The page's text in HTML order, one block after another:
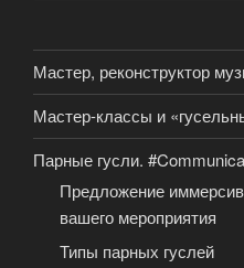
Мастер, реконструктор
Мастер-классы и
Парные гусли.
Предложение
вашего мероприятия
Типы парных гуслей